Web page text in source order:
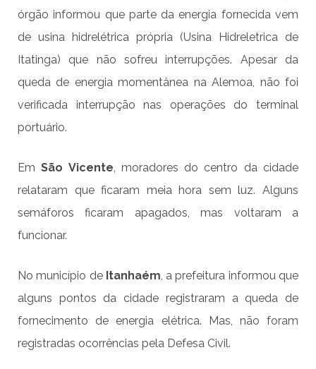
órgão informou que parte da energia fornecida vem
de usina hidrelétrica própria (Usina Hidreletrica de
Itatinga) que não sofreu interrupções. Apesar da
queda de energia momentânea na Alemoa, não foi
verificada interrupção nas operações do terminal
portuário.
EmSão Vicente, moradores do centro da cidade
relataram que ficaram meia hora sem luz. Alguns
semáforos ficaram apagados, mas voltaram a
funcionar.
No município deItanhaém, a prefeitura informou que
alguns pontos da cidade registraram a queda de
fornecimento de energia elétrica. Mas, não foram
registradas ocorrências pela Defesa Civil.